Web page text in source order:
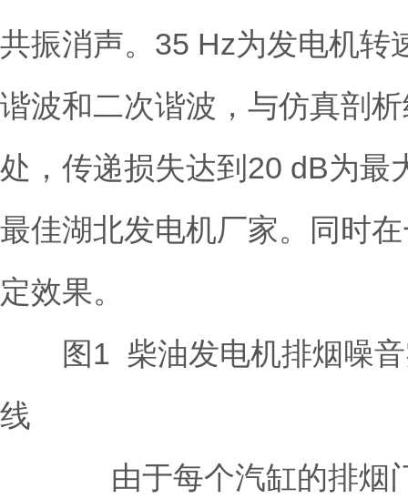
共振消声。35 Hz为发电机转
谐波和二次谐波，与仿真剖
处，传递损失达到20 dB为最
最佳湖北发电机厂家。同时
定效果。
图1 柴油发电机排烟噪音
线
由于每个汽缸的排烟门开